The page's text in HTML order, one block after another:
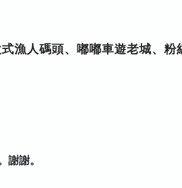
漁人碼頭、嘟嘟車遊老城、粉
謝謝。